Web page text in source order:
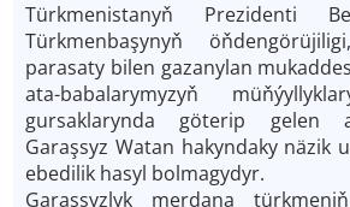
Türkmenistanyň Prezidenti
Türkmenbaşynyň
parasaty bilen gazanylan
ata-babalarymyzyň
gursaklarynda göterip gelen
Garaşsyz Watan hakyndaky näzik
ebedilik hasyl bolmagydyr.
Garaşsyzlyk merdana